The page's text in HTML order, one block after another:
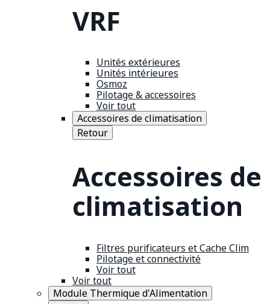
VRF
Unités extérieures
Unités intérieures
Osmoz
Pilotage & accessoires
Voir tout
Accessoires de climatisation
Retour
Accessoires de
climatisation
Filtres purificateurs et Cache Clim
Pilotage et connectivité
Voir tout
Voir tout
Module Thermique d'Alimentation